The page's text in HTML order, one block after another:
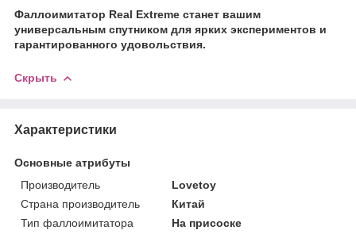
Фаллоимитатор Real Extreme станет вашим
универсальным спутником для ярких экспериментов и
гарантированного удовольствия.
Скрыть
Характеристики
Основные атрибуты
Производитель
Lovetoy
Страна производитель
Китай
Тип фаллоимитатора
На присоске